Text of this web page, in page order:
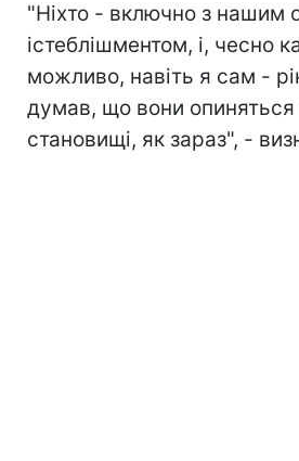
"Ніхто - включно з нашим
істеблішментом, і, чесно
можливо, навіть я сам -
думав, що вони опиняться
становищі, як зараз", -